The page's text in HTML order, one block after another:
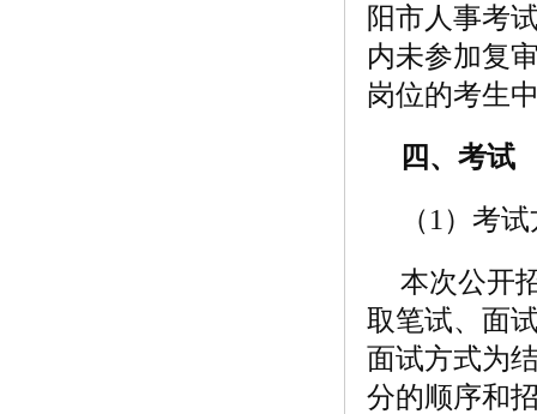
阳市人事考
内未参加复
岗位的考生
四、考试
（1）考
本次公开
取笔试、面
面试方式为
分的顺序和